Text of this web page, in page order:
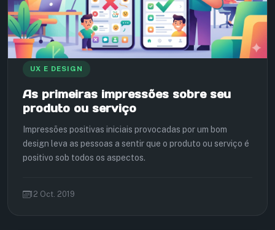
UX E DESIGN
As primeiras impressões sobre seu
produto ou serviço
Impressões positivas iniciais provocadas por um bom
design leva as pessoas a sentir que o produto ou serviço é
positivo sob todos os aspectos.
12 Oct. 2019